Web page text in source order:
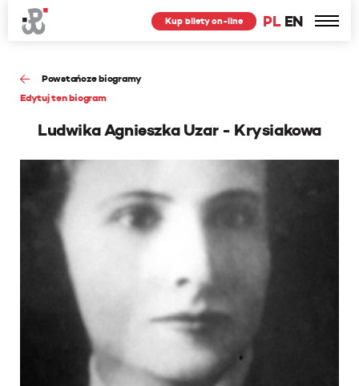
PL EN
Kup bilety on-line
Powstańcze biogramy
Edytuj ten biogram
Ludwika Agnieszka Uzar - Krysiakowa